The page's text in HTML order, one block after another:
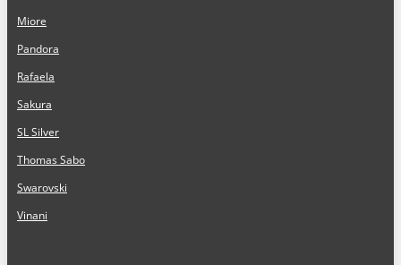
Miore
Pandora
Rafaela
Sakura
SL Silver
Thomas Sabo
Swarovski
Vinani